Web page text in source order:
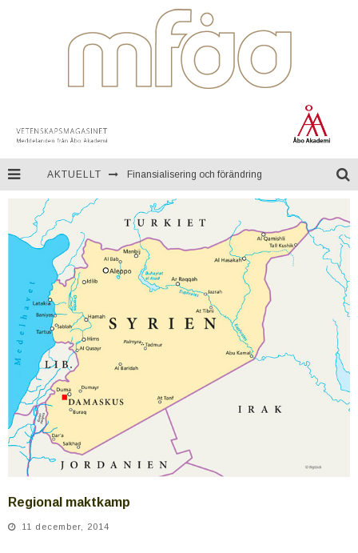
AKTUELLT Finansialisering och förändring
En resa genom Mongoliet
Teknologi för kontinuerlig övervakning av miljön
Åbo Akademi firar ett fullt sekel
Regional maktkamp
11 december, 2014